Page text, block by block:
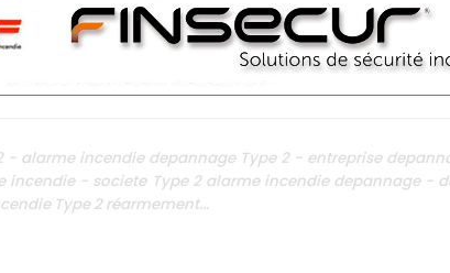
alarme incendie depannage Type 2 - entreprise
- societe Type 2 alarme incendie depannage -
Type 2 réarmement...